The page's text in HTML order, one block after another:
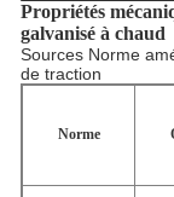
Propriétés
galvanisé à chaud
Sources Norme
de traction
Norme